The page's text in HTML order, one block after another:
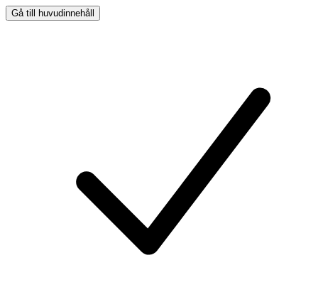
Gå till huvudinnehåll